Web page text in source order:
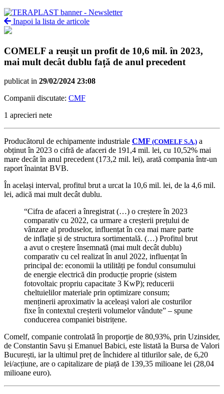
Inapoi la lista de articole
COMELF a reușit un profit de 10,6 mil. în 2023,
mai mult decât dublu față de anul precedent
publicat in 29/02/2024 23:08
Companii discutate: CMF
1 aprecieri nete
Producătorul de echipamente industriale CMF (COMELF S.A.) a
obținut în 2023 o cifră de afaceri de 191,4 mil. lei, cu 10,52% mai
mare decât în anul precedent (173,2 mil. lei), arată compania într-un
raport înaintat BVB.
În același interval, profitul brut a urcat la 10,6 mil. lei, de la 4,6 mil.
lei, adică mai mult decât dublu.
“Cifra de afaceri a înregistrat (…) o creștere în 2023
comparativ cu 2022, ca urmare a creșterii prețului de
vânzare al produselor, influențat în cea mai mare parte
de inflație și de structura sortimentală. (…) Profitul brut
a avut o creștere însemnată (mai mult decât dublu)
comparativ cu cel realizat în anul 2022, influențat în
principal de: economii la utilități pe fondul consumului
de energie electrică din producție proprie (sistem
fotovoltaic propriu capacitate 3 KwP); reducerii
cheltuielilor materiale prin optimizare consum;
menținerii aproximativ la aceleași valori ale costurilor
fixe în contextul creșterii volumelor vândute” – spune
conducerea companiei bistrițene.
Comelf, companie controlată în proporție de 80,93%, prin Uzinsider,
de Constantin Savu și Emanuel Babici, este listată la Bursa de Valori
București, iar la ultimul preț de închidere al titlurilor sale, de 6,20
lei/acțiune, are o capitalizare de piață de 139,35 milioane lei (28,04
milioane euro).